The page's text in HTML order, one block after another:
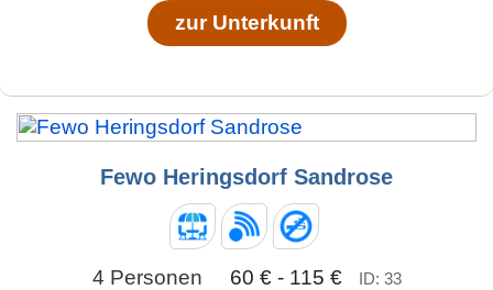
zur Unterkunft
Fewo Heringsdorf Sandrose
4 Personen 60 € - 115 € ID: 33